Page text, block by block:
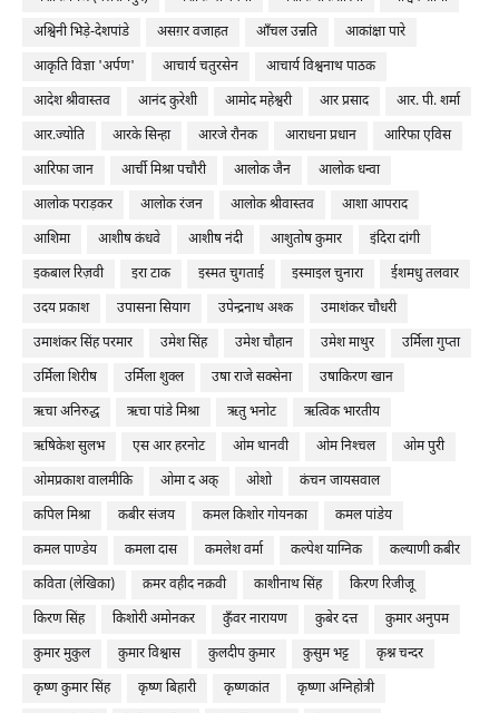
अश्विनी भिड़े-देशपांडे
असग़र वजाहत आँचल उन्नति
आकांक्षा पारे
आकृति विज्ञा 'अर्पण'
आचार्य चतुरसेन
आचार्य विश्वनाथ पाठक
आदेश श्रीवास्तव
आनंद कुरेशी आमोद महेश्वरी आर प्रसाद
आर. पी. शर्मा
आर.ज्योति
आरके सिन्हा आरजे रौनक आराधना प्रधान
आरिफा एविस
आरिफा जान
आर्ची मिश्रा पचौरी आलोक जैन
आलोक धन्वा
आलोक पराड़कर
आलोक रंजन आलोक श्रीवास्तव
आशा आपराद
आशिमा
आशीष कंधवे आशीष नंदी आशुतोष कुमार
इंदिरा दांगी
इकबाल रिज़वी
इरा टाक इस्मत चुगताई इस्माइल चुनारा
ईशमधु तलवार
उदय प्रकाश
उपासना सियाग उपेन्द्रनाथ अश्क
उमाशंकर चौधरी
उमाशंकर सिंह परमार
उमेश सिंह उमेश चौहान उमेश माथुर
उर्मिला गुप्ता
उर्मिला शिरीष
उर्मिला शुक्ल उषा राजे सक्सेना
उषाकिरण खान
ऋचा अनिरुद्ध
ऋचा पांडे मिश्रा ऋतु भनोट
ऋत्विक भारतीय
ऋषिकेश सुलभ
एस आर हरनोट ओम थानवी ओम निश्‍चल
ओम पुरी
ओमप्रकाश वालमीकि
ओमा द अक् ओशो
कंचन जायसवाल
कपिल मिश्रा
कबीर संजय कमल किशोर गोयनका
कमल पांडेय
कमल पाण्डेय
कमला दास कमलेश वर्मा कल्पेश याग्निक
कल्याणी कबीर
कविता (लेखिका)
क़मर वहीद नक़वी काशीनाथ सिंह
किरण रिजीजू
किरण सिंह
किशोरी अमोनकर कुँवर नारायण कुबेर दत्त
कुमार अनुपम
कुमार मुकुल
कुमार विश्वास कुलदीप कुमार कुसुम भट्ट
कृश्न चन्दर
कृष्ण कुमार सिंह
कृष्ण बिहारी कृष्णकांत
कृष्णा अग्निहोत्री